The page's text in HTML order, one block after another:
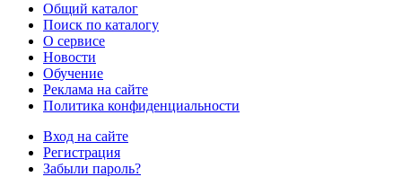
Общий каталог
Поиск по каталогу
О сервисе
Новости
Обучение
Реклама на сайте
Политика конфиденциальности
Вход на сайте
Регистрация
Забыли пароль?